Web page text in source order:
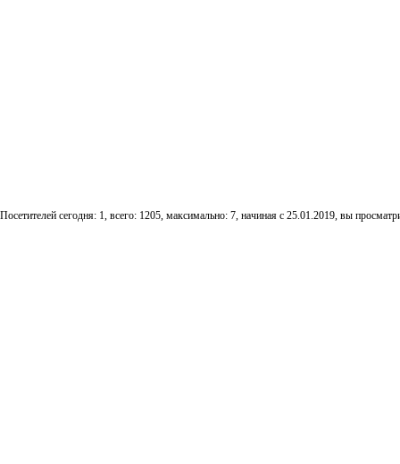
Посетителей сегодня: 1, всего: 1205, максимально: 7, начиная с 25.01.2019, вы